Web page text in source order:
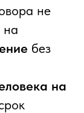
не
на
без
на